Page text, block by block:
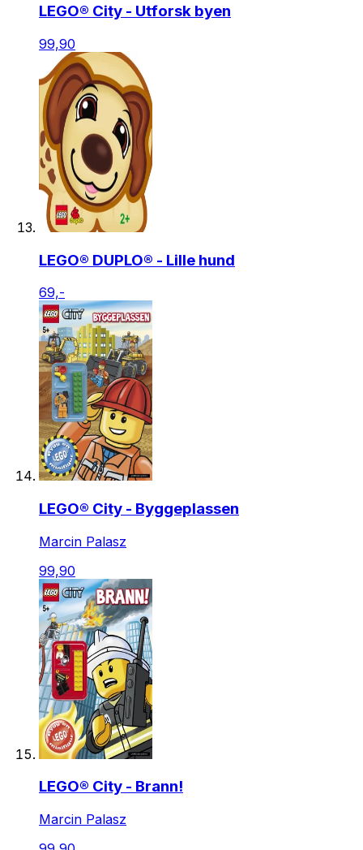
LEGO® City - Utforsk byen
99,90
LEGO® DUPLO® - Lille hund
69,-
LEGO® City - Byggeplassen
Marcin Palasz
99,90
LEGO® City - Brann!
Marcin Palasz